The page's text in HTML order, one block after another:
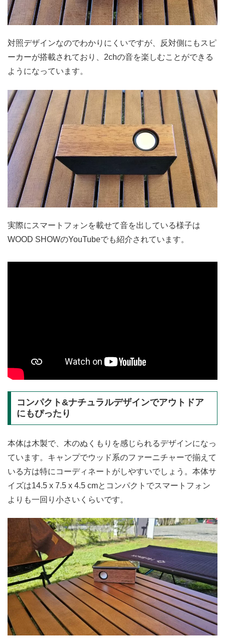
対照デザインなのでわかりにくいですが、反対側にもスピ
ーカーが搭載されており、2chの音を楽しむことができる
ようになっています。
実際にスマートフォンを載せて音を出している様子は
WOOD SHOWのYouTubeでも紹介されています。
コンパクト&ナチュラルデザインでアウトドア
にもぴったり
本体は木製で、木のぬくもりを感じられるデザインになっ
ています。キャンプでウッド系のファーニチャーで揃えて
いる方は特にコーディネートがしやすいでしょう。本体サ
イズは14.5 x 7.5 x 4.5 cmとコンパクトでスマートフォン
よりも一回り小さいくらいです。